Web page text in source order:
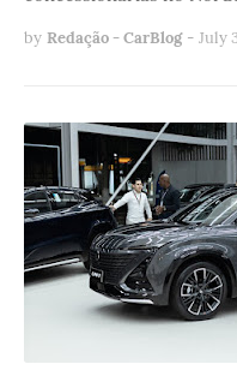
by Redação - CarBlog - July